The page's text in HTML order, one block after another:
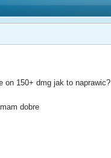
on 150+ dmg jak to naprawic?
dobre